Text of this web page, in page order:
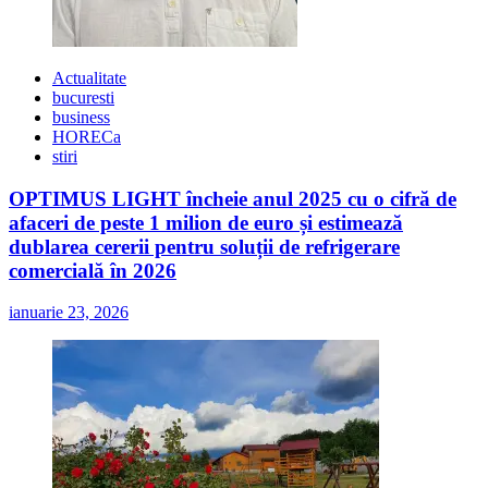
Actualitate
bucuresti
business
HORECa
stiri
OPTIMUS LIGHT încheie anul 2025 cu o cifră de
afaceri de peste 1 milion de euro și estimează
dublarea cererii pentru soluții de refrigerare
comercială în 2026
ianuarie 23, 2026